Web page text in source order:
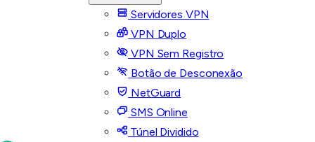
Servidores VPN
VPN Duplo
VPN Sem Registro
Botão de Desconexão
NetGuard
SMS Online
Túnel Dividido